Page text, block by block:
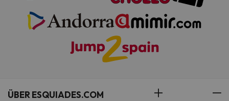
ÜBER ESQUIADES.COM